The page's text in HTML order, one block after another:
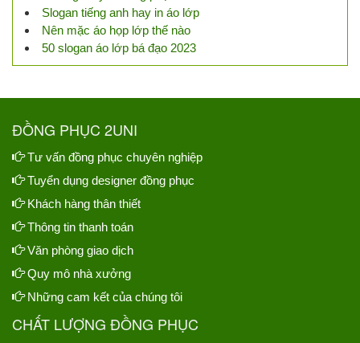
Slogan tiếng anh hay in áo lớp
Nên mặc áo họp lớp thế nào
50 slogan áo lớp bá đạo 2023
ĐỒNG PHỤC 2UNI
Tư vấn đồng phục chuyên nghiệp
Tuyển dụng designer đồng phục
Khách hàng thân thiết
Thông tin thanh toán
Văn phòng giao dịch
Quy mô nhà xưởng
Những cam kết của chúng tôi
CHẤT LƯỢNG ĐỒNG PHỤC